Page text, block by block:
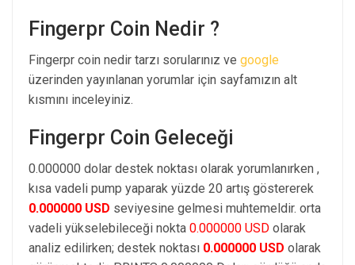
Fingerpr Coin Nedir ?
Fingerpr coin nedir tarzı sorularınız ve google
üzerinden yayınlanan yorumlar için sayfamızın alt
kısmını inceleyiniz.
Fingerpr Coin Geleceği
0.000000 dolar destek noktası olarak yorumlanırken ,
kısa vadeli pump yaparak yüzde 20 artış göstererek
0.000000 USD seviyesine gelmesi muhtemeldir. orta
vadeli yükselebileceği nokta 0.000000 USD olarak
analiz edilirken; destek noktası 0.000000 USD olarak